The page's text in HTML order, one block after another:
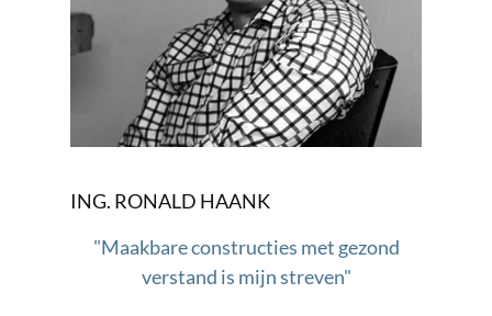
ING. RONALD HAANK
"Maakbare constructies met gezond
verstand is mijn streven"